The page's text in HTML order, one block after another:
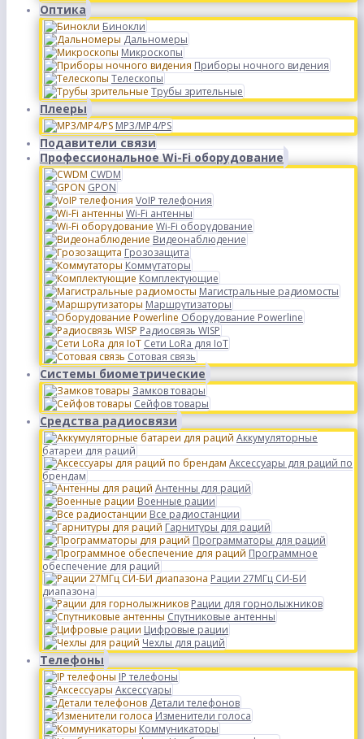
Оптика
Бинокли
Дальномеры
Микроскопы
Приборы ночного видения
Телескопы
Трубы зрительные
Плееры
MP3/MP4/PS
Подавители связи
Профессиональное Wi-Fi оборудование
CWDM
GPON
VoIP телефония
Wi-Fi антенны
Wi-Fi оборудование
Видеонаблюдение
Грозозащита
Коммутаторы
Комплектующие
Магистральные радиомосты
Маршрутизаторы
Оборудование Powerline
Радиосвязь WISP
Сети LoRa для IoT
Сотовая связь
Системы биометрические
Замков товары
Сейфов товары
Средства радиосвязи
Аккумуляторные
батареи для раций
Аксессуары для раций по
брендам
Антенны для раций
Военные рации
Все радиостанции
Гарнитуры для раций
Программаторы для раций
Программное
обеспечение для раций
Рации 27МГц СИ-БИ
диапазона
Рации для горнолыжников
Спутниковые антенны
Цифровые рации
Чехлы для раций
Телефоны
IP телефоны
Аксессуары
Детали телефонов
Изменители голоса
Коммуникаторы